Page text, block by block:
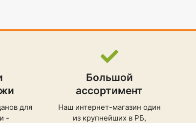
для
-
Большой
ассортимент
Наш интернет-магазин один
из крупнейших в РБ,